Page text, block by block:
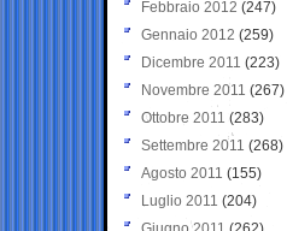
Febbraio 2012 (247)
Gennaio 2012 (259)
Dicembre 2011 (223)
Novembre 2011 (267)
Ottobre 2011 (283)
Settembre 2011 (268)
Agosto 2011 (155)
Luglio 2011 (204)